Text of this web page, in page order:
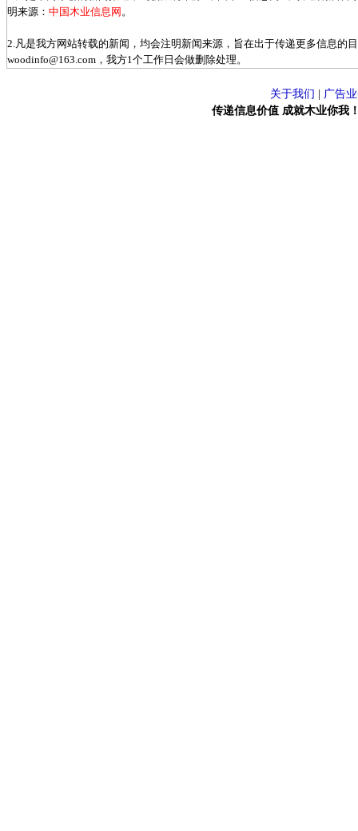
明来源： 中国木业信息网 。
2.凡是我方网站转载的新闻，均会注明新闻来源，旨在出于传递更多信息的
woodinfo@163.com，我方1个工作日会做删除处理。
关于我们
广告
传递信息价值 成就木业你我